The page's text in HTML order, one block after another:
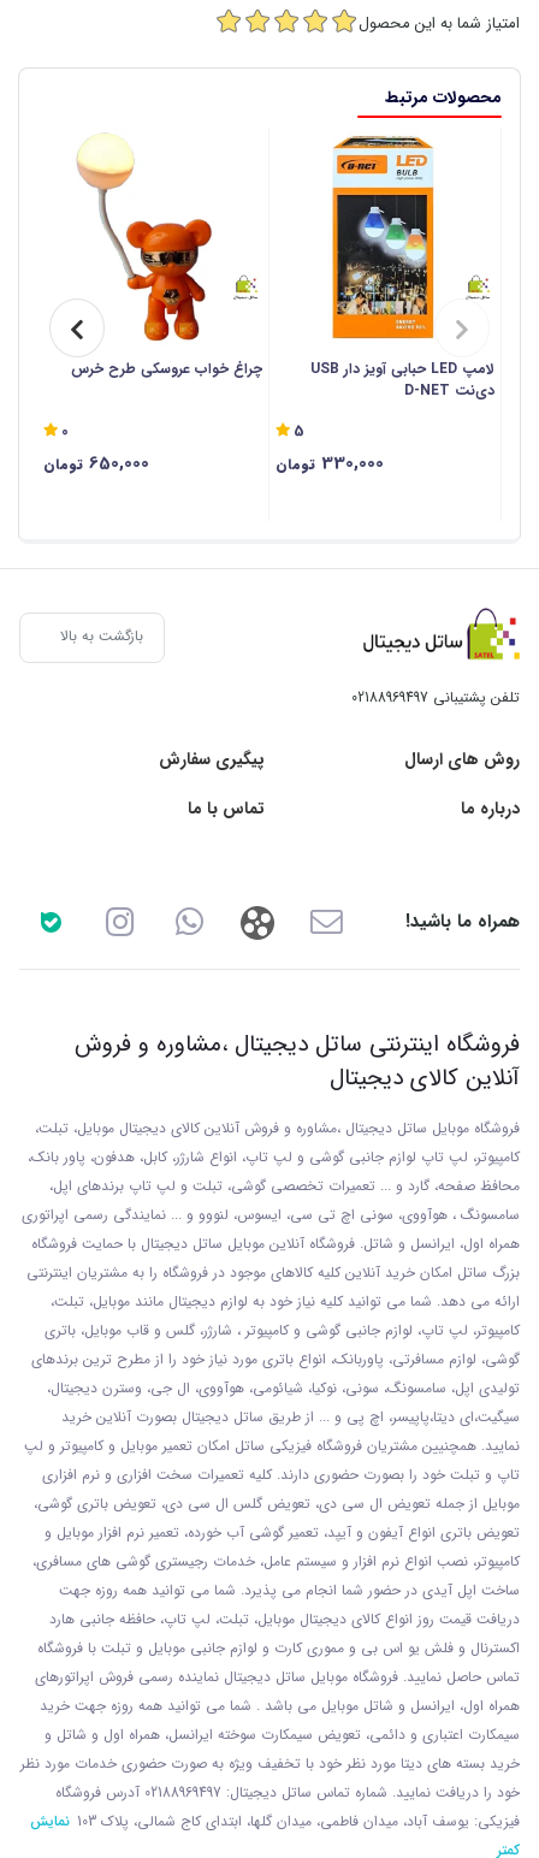
امتیاز شما به این محصول
محصولات مرتبط
لامپ LED حبابی آویز دار USB
دی‌نت D-NET
5
330,000 تومان
چراغ خواب عروسکی طرح خرس
0
650,000 تومان
بازگشت به بالا
تلفن پشتیبانی 02188969497
روش های ارسال
پیگیری سفارش
درباره ما
تماس با ما
همراه ما باشید!
فروشگاه اینترنتی ساتل دیجیتال ،مشاوره و فروش
آنلاین کالای دیجیتال
فروشگاه موبایل ساتل دیجیتال ،مشاوره و فروش آنلاین کالای دیجیتال موبایل، تبلت،
کامپیوتر، لپ تاپ لوازم جانبی گوشی و لپ تاپ، انواع شارژر، کابل، هدفون، پاور بانک،
محافظ صفحه، گارد و ... تعمیرات تخصصی گوشی، تبلت و لپ تاپ برندهای اپل،
سامسونگ ، هوآووی، سونی اچ تی سی، ایسوس، لنووو و ... نمایندگی رسمی اپراتوری
همراه اول، ایرانسل و شاتل. فروشگاه آنلاین موبایل ساتل دیجیتال با حمایت فروشگاه
بزرگ ساتل امکان خرید آنلاین کلیه کالاهای موجود در فروشگاه را به مشتریان اینترنتی
ارائه می دهد. شما می توانید کلیه نیاز خود به لوازم دیجیتال مانند موبایل، تبلت،
کامپیوتر، لپ تاپ، لوازم جانبی گوشی و کامپیوتر ، شارژر، گلس و قاب موبایل، باتری
گوشی، لوازم مسافرتی، پاوربانک، انواع باتری مورد نیاز خود را از مطرح ترین برندهای
تولیدی اپل، سامسونگ، سونی، نوکیا، شیائومی، هوآووی، ال جی، وسترن دیجیتال،
سیگیت،ای دیتا،پاپیسر، اچ پی و ... از طریق ساتل دیجیتال بصورت آنلاین خرید
نمایید. همچنیین مشتریان فروشگاه فیزیکی ساتل امکان تعمیر موبایل و کامپیوتر و لپ
تاپ و تبلت خود را بصورت حضوری دارند. کلیه تعمیرات سخت افزاری و نرم افزاری
موبایل از جمله تعویض ال سی دی، تعویض گلس ال سی دی، تعویض باتری گوشی،
تعویض باتری انواع آیفون و آیپد، تعمیر گوشی آب خورده، تعمیر نرم افزار موبایل و
کامپیوتر، نصب انواع نرم افزار و سیستم عامل، خدمات رجیستری گوشی های مسافری،
ساخت اپل آیدی در حضور شما انجام می پذیرد. شما می توانید همه روزه جهت
دریافت قیمت روز انواع کالای دیجیتال موبایل، تبلت، لپ تاپ، حافظه جانبی هارد
اکسترنال و فلش یو اس بی و مموری کارت و لوازم جانبی موبایل و تبلت با فروشگاه
تماس حاصل نمایید. فروشگاه موبایل ساتل دیجیتال نماینده رسمی فروش اپراتورهای
همراه اول، ایرانسل و شاتل موبایل می باشد . شما می توانید همه روزه جهت خرید
سیمکارت اعتباری و دائمی، تعویض سیمکارت سوخته ایرانسل، همراه اول و شاتل و
خرید بسته های دیتا مورد نظر خود با تخفیف ویژه به صورت حضوری خدمات مورد نظر
خود را دریافت نمایید. شماره تماس ساتل دیجیتال: 02188969497 آدرس فروشگاه
فیزیکی: یوسف آباد، میدان فاطمی، میدان گلها، ابتدای کاج شمالی، پلاک 103
نمایش
کمتر